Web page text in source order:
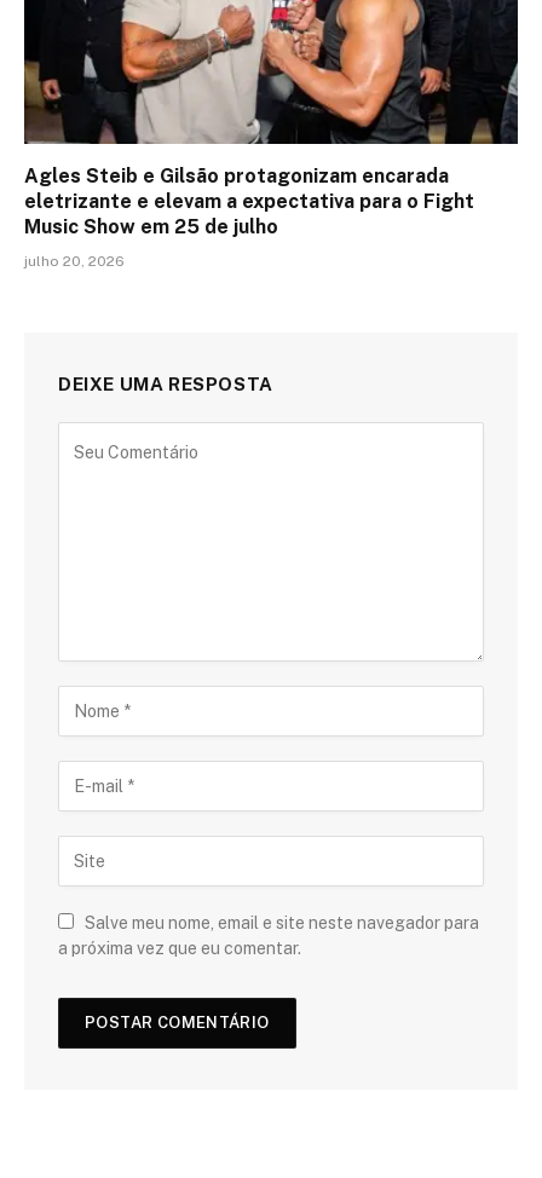
Agles Steib e Gilsão protagonizam encarada
eletrizante e elevam a expectativa para o Fight
Music Show em 25 de julho
julho 20, 2026
DEIXE UMA RESPOSTA
Salve meu nome, email e site neste navegador para
a próxima vez que eu comentar.